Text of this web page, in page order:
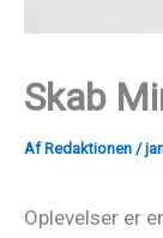
Skab
Af Redaktionen /
Oplevelser er